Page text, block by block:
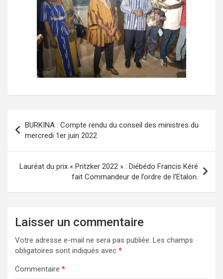
de
l’article
BURKINA : Compte rendu du conseil des ministres du
mercredi 1er juin 2022
Lauréat du prix « Pritzker 2022 » : Diébédo Francis Kéré
fait Commandeur de l’ordre de l’Etalon.
Laisser un commentaire
Votre adresse e-mail ne sera pas publiée. Les champs
obligatoires sont indiqués avec *
Commentaire *